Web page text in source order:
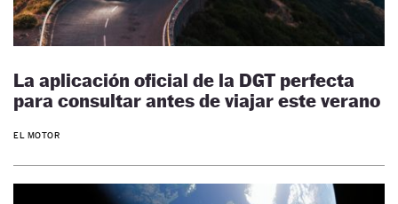
La aplicación oficial de la DGT perfecta
para consultar antes de viajar este verano
EL MOTOR